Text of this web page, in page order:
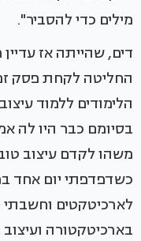
מילים כדי להסביר".
דים, שהייתה אז
החליטה לקחת פסק
הלימודים ללמוד
בסיומם כבר היו לה
משהו לקדם עיצוב
כשדפדפתי יום אחד
לארכיטקטים
בארכיטקטורה